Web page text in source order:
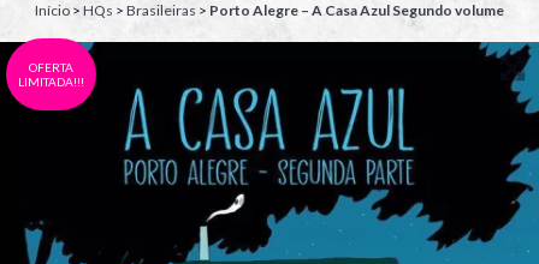
Início > HQs > Brasileiras > Porto Alegre – A Casa Azul Segundo volume
OFERTA
LIMITADA!!!